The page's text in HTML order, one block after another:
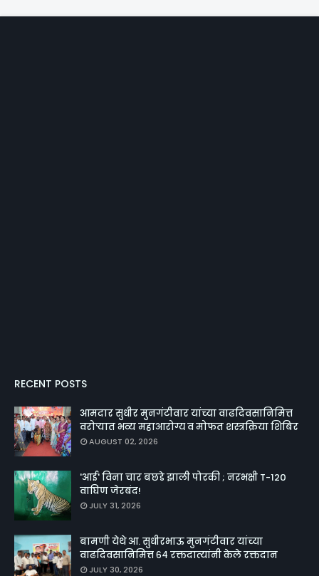
RECENT POSTS
आमदार सुधीर मुनगंटीवार यांच्या वाढदिवसानिमित्त
वरोऱ्यात भव्य महाआरोग्य व मोफत शस्त्रक्रिया शिबिर
AUGUST 02, 2026
'आई' विना चार बछडे झाली पोरकी ; नरभक्षी T-120
वाघिण जेरबंद!
JULY 31, 2026
बामणी येथे आ. सुधीरभाऊ मुनगंटीवार यांच्या
वाढदिवसानिमित्त ६४ रक्तदात्यांनी केले रक्तदान
JULY 30, 2026